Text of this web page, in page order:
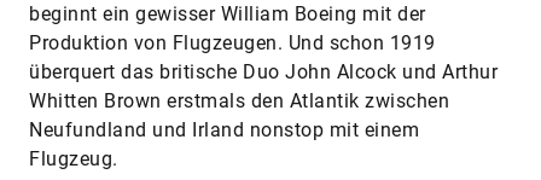
beginnt ein gewisser William Boeing mit der
Produktion von Flugzeugen. Und schon 1919
überquert das britische Duo John Alcock und Arthur
Whitten Brown erstmals den Atlantik zwischen
Neufundland und Irland nonstop mit einem
Flugzeug.